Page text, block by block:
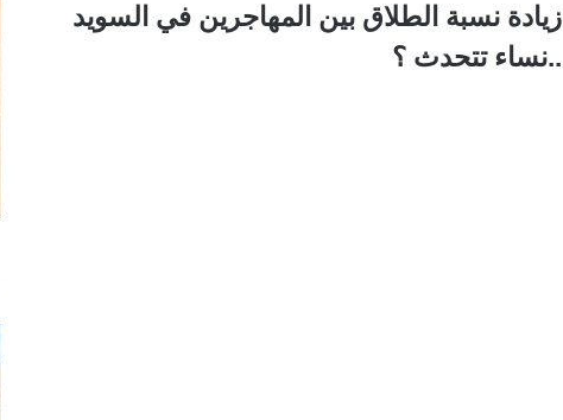
زيادة نسبة الطلاق بين المهاجرين في السويد
..نساء تتحدث ؟